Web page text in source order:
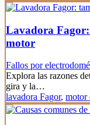
Lavadora
motor
Fallos por
Explora las razones
gira y la…
lavadora Fagor, motor